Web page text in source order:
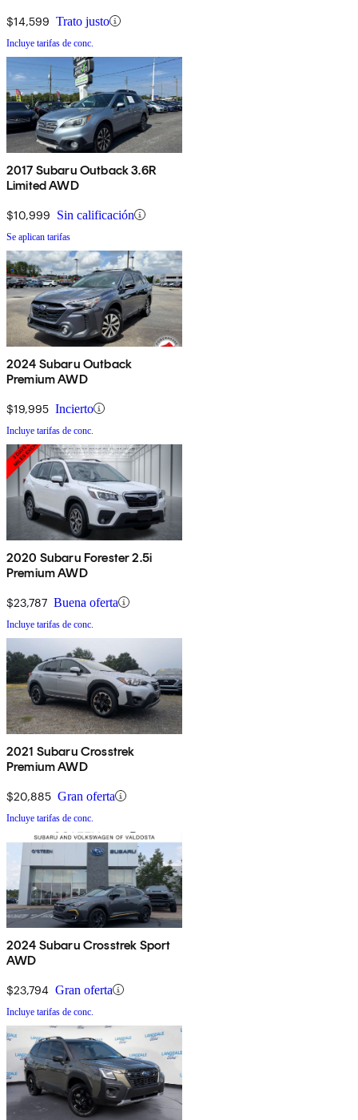
$14,599 Trato justo
Incluye tarifas de conc.
2017 Subaru Outback 3.6R
Limited AWD
$10,999 Sin calificación
Se aplican tarifas
2024 Subaru Outback
Premium AWD
$19,995 Incierto
Incluye tarifas de conc.
2020 Subaru Forester 2.5i
Premium AWD
$23,787 Buena oferta
Incluye tarifas de conc.
2021 Subaru Crosstrek
Premium AWD
$20,885 Gran oferta
Incluye tarifas de conc.
2024 Subaru Crosstrek Sport
AWD
$23,794 Gran oferta
Incluye tarifas de conc.